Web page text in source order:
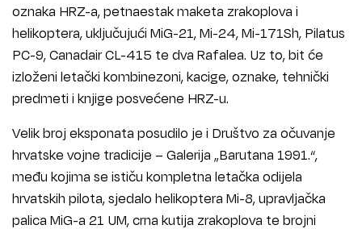
oznaka HRZ-a, petnaestak maketa zrakoplova i
helikoptera, uključujući MiG-21, Mi-24, Mi-171Sh, Pilatus
PC-9, Canadair CL-415 te dva Rafalea. Uz to, bit će
izloženi letački kombinezoni, kacige, oznake, tehnički
predmeti i knjige posvećene HRZ-u.
Velik broj eksponata posudilo je i Društvo za očuvanje
hrvatske vojne tradicije – Galerija „Barutana 1991.“,
među kojima se ističu kompletna letačka odijela
hrvatskih pilota, sjedalo helikoptera Mi-8, upravljačka
palica MiG-a 21 UM, crna kutija zrakoplova te brojni